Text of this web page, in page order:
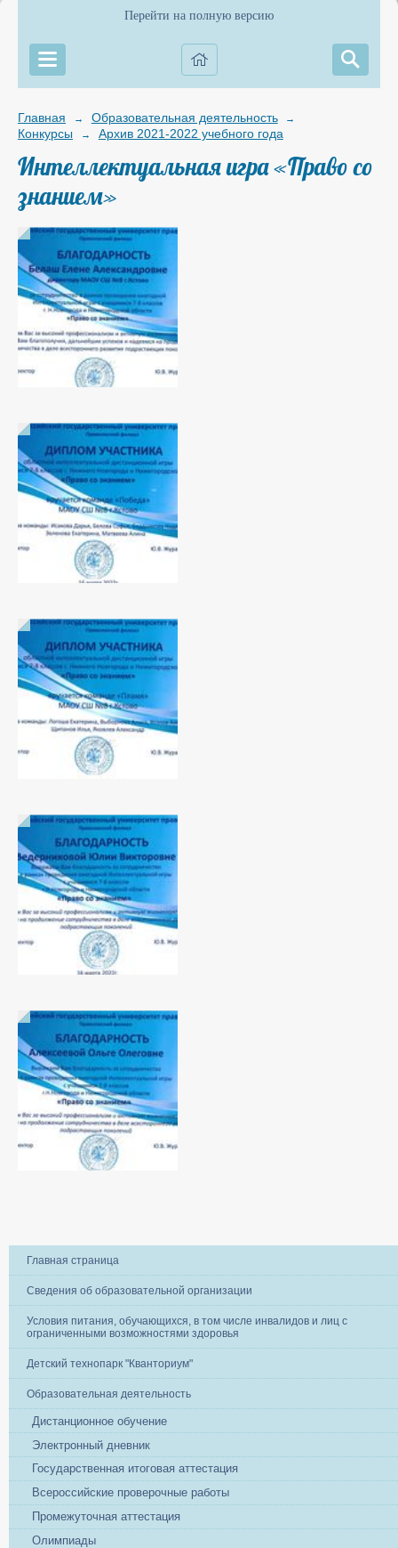
Перейти на полную версию
Главная → Образовательная деятельность →
Конкурсы → Архив 2021-2022 учебного года
Интеллектуальная игра «Право со
знанием»
Главная страница
Сведения об образовательной организации
Условия питания, обучающихся, в том числе инвалидов и лиц с
ограниченными возможностями здоровья
Детский технопарк "Кванториум"
Образовательная деятельность
Дистанционное обучение
Электронный дневник
Государственная итоговая аттестация
Всероссийские проверочные работы
Промежуточная аттестация
Олимпиады